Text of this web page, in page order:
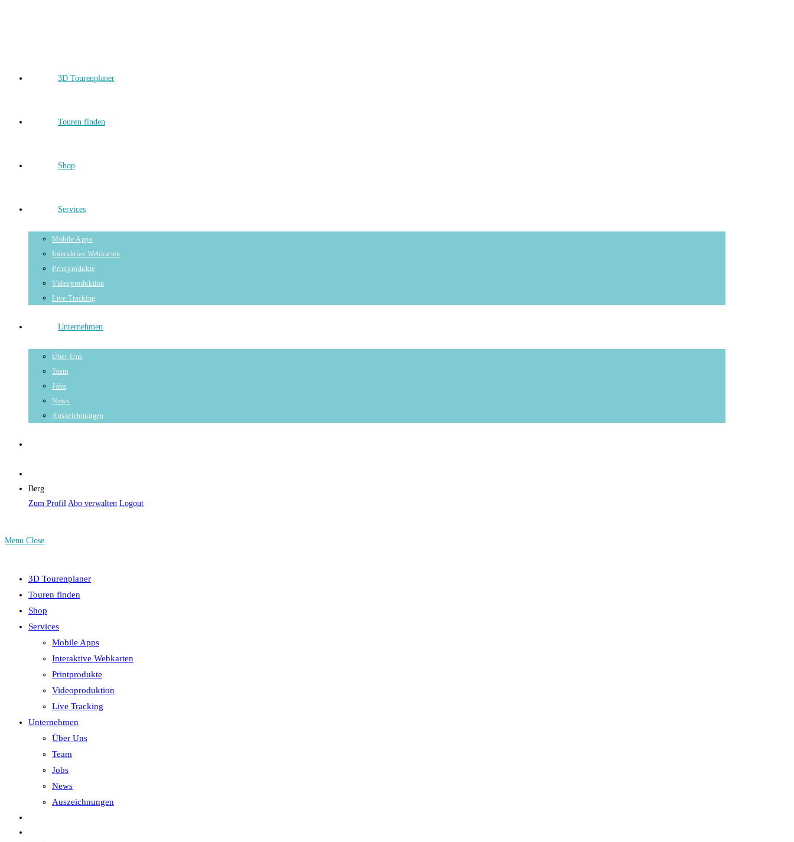
3D Tourenplaner
Touren finden
Shop
Services
Mobile Apps
Interaktive Webkarten
Printprodukte
Videoproduktion
Live Tracking
Unternehmen
Über Uns
Team
Jobs
News
Auszeichnungen
Berg
Zum Profil Abo verwalten Logout
Menu Close
3D Tourenplaner
Touren finden
Shop
Services
Mobile Apps
Interaktive Webkarten
Printprodukte
Videoproduktion
Live Tracking
Unternehmen
Über Uns
Team
Jobs
News
Auszeichnungen